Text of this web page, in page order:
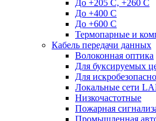
До +205 С, +260 С
До +400 C
До +600 С
Термопарные и
Кабель передачи данных
Волоконная оптика
Для буксируемых
Для
Локальные сети
Низкочастотные
Пожарная